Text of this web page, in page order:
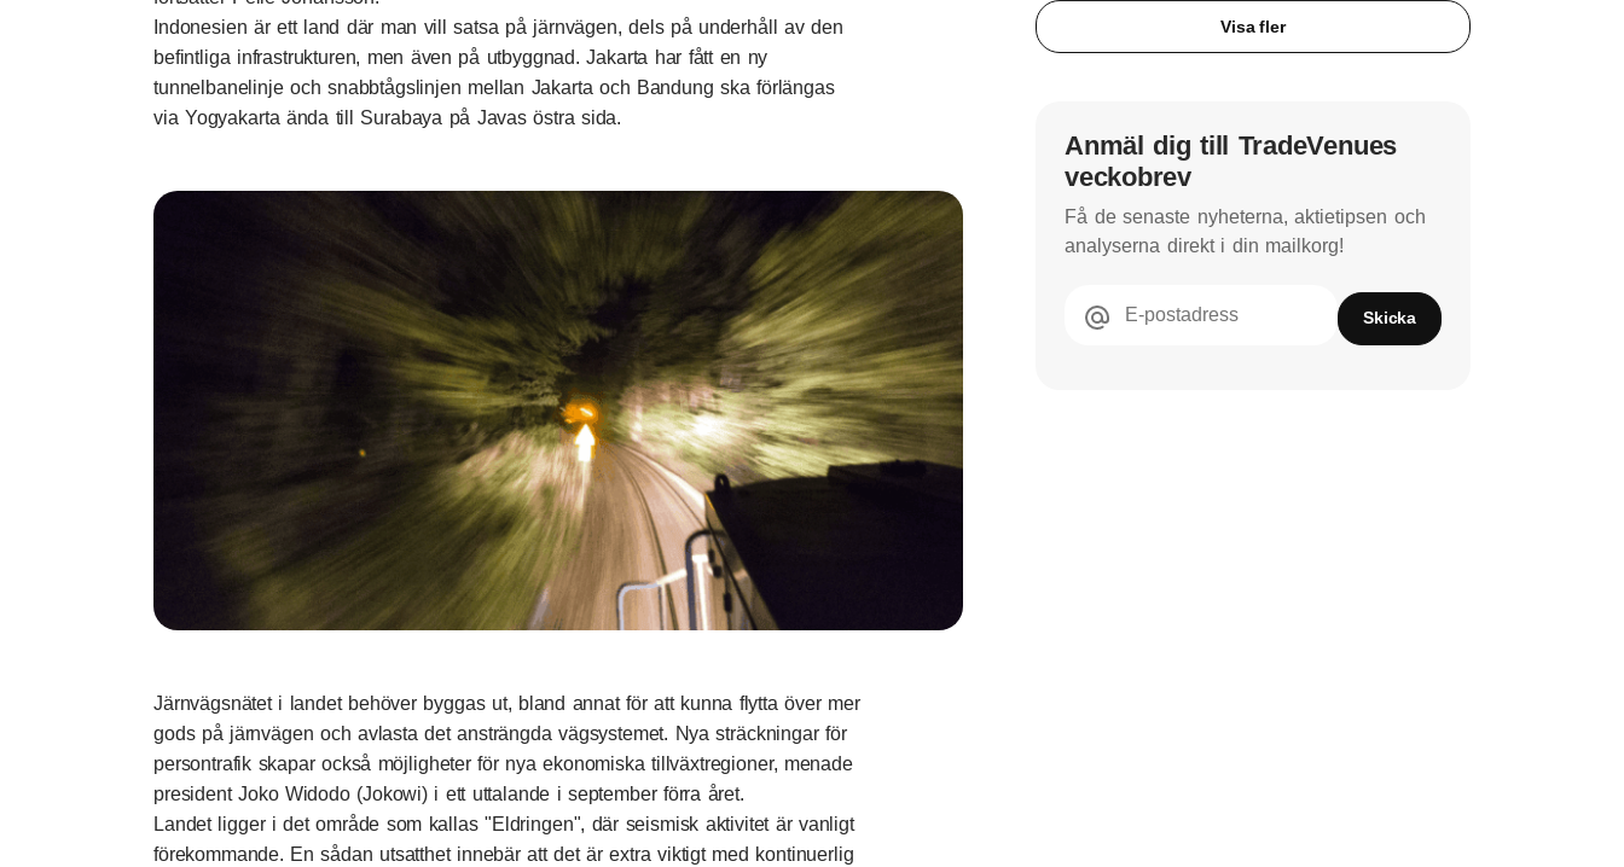
Indonesien är ett land där man vill satsa på järnvägen, dels på underhåll av den
befintliga infrastrukturen, men även på utbyggnad. Jakarta har fått en ny
tunnelbanelinje och snabbtågslinjen mellan Jakarta och Bandung ska förlängas
via Yogyakarta ända till Surabaya på Javas östra sida.
Järnvägsnätet i landet behöver byggas ut, bland annat för att kunna flytta över mer
gods på järnvägen och avlasta det ansträngda vägsystemet. Nya sträckningar för
persontrafik skapar också möjligheter för nya ekonomiska tillväxtregioner, menade
president Joko Widodo (Jokowi) i ett uttalande i september förra året.
Landet ligger i det område som kallas "Eldringen", där seismisk aktivitet är vanligt
förekommande. En sådan utsatthet innebär att det är extra viktigt med kontinuerlig
Visa fler
Anmäl dig till TradeVenues
veckobrev
Få de senaste nyheterna, aktietipsen och
analyserna direkt i din mailkorg!
E-postadress Skicka